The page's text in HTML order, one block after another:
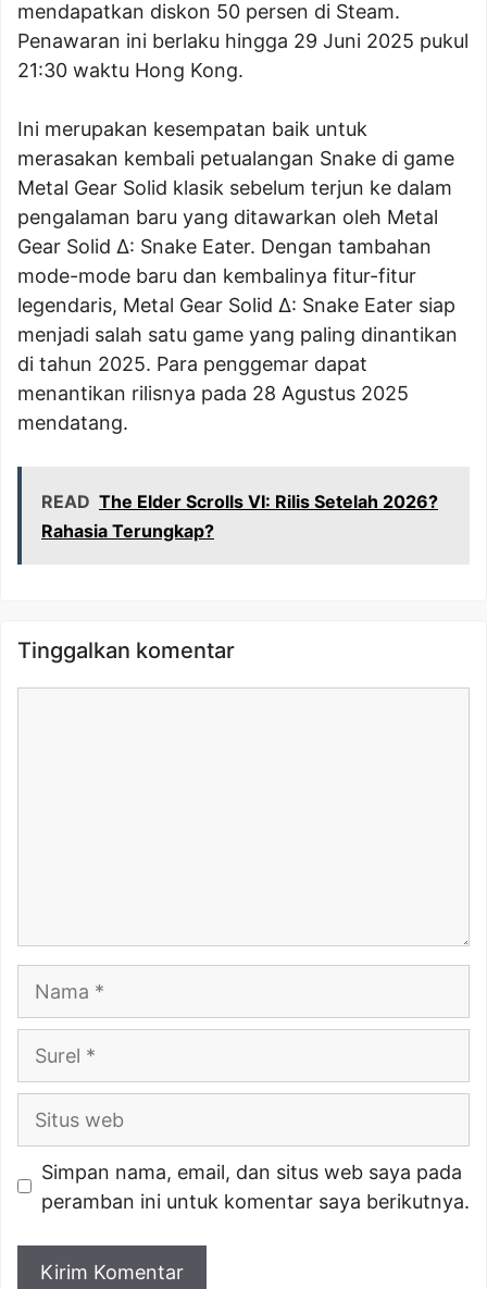
mendapatkan diskon 50 persen di Steam.
Penawaran ini berlaku hingga 29 Juni 2025 pukul
21:30 waktu Hong Kong.
Ini merupakan kesempatan baik untuk
merasakan kembali petualangan Snake di game
Metal Gear Solid klasik sebelum terjun ke dalam
pengalaman baru yang ditawarkan oleh Metal
Gear Solid Δ: Snake Eater. Dengan tambahan
mode-mode baru dan kembalinya fitur-fitur
legendaris, Metal Gear Solid Δ: Snake Eater siap
menjadi salah satu game yang paling dinantikan
di tahun 2025. Para penggemar dapat
menantikan rilisnya pada 28 Agustus 2025
mendatang.
READ The Elder Scrolls VI: Rilis Setelah 2026?
Rahasia Terungkap?
Tinggalkan komentar
Surel
Situs
Simpan nama, email, dan situs web saya pada
peramban ini untuk komentar saya berikutnya.